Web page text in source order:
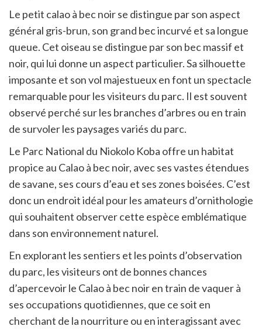
Le petit calao à bec noir se distingue par son aspect
général gris-brun, son grand bec incurvé et sa longue
queue. Cet oiseau se distingue par son bec massif et
noir, qui lui donne un aspect particulier. Sa silhouette
imposante et son vol majestueux en font un spectacle
remarquable pour les visiteurs du parc. Il est souvent
observé perché sur les branches d’arbres ou en train
de survoler les paysages variés du parc.
Le Parc National du Niokolo Koba offre un habitat
propice au Calao à bec noir, avec ses vastes étendues
de savane, ses cours d’eau et ses zones boisées. C’est
donc un endroit idéal pour les amateurs d’ornithologie
qui souhaitent observer cette espèce emblématique
dans son environnement naturel.
En explorant les sentiers et les points d’observation
du parc, les visiteurs ont de bonnes chances
d’apercevoir le Calao à bec noir en train de vaquer à
ses occupations quotidiennes, que ce soit en
cherchant de la nourriture ou en interagissant avec